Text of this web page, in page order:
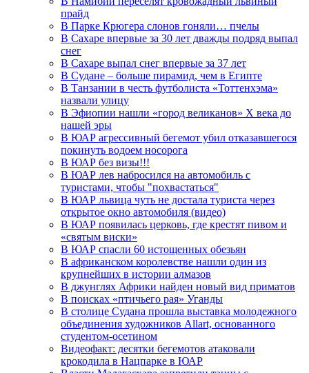
прайд
В Парке Крюгера слонов гоняли… пчелы
В Сахаре впервые за 30 лет дважды подряд выпал
снег
В Сахаре выпал снег впервые за 37 лет
В Судане – больше пирамид, чем в Египте
В Танзании в честь футболиста «Тоттенхэма»
назвали улицу
В Эфиопии нашли «город великанов» X века до
нашей эры
В ЮАР агрессивный бегемот убил отказавшегося
покинуть водоем носорога
В ЮАР без визы!!!
В ЮАР лев набросился на автомобиль с
туристами, чтобы "похвастаться"
В ЮАР львица чуть не достала туриста через
открытое окно автомобиля (видео)
В ЮАР появилась церковь, где крестят пивом и
«святым виски»
В ЮАР спасли 60 истощенных обезьян
В африканском королевстве нашли один из
крупнейших в истории алмазов
В джунглях Африки найден новый вид приматов
В поисках «птичьего рая» Уганды
В столице Судана прошла выставка молодежного
объединения художников Allart, основанного
студентом-осетином
Видеофакт: десятки бегемотов атаковали
крокодила в Нацпарке в ЮАР